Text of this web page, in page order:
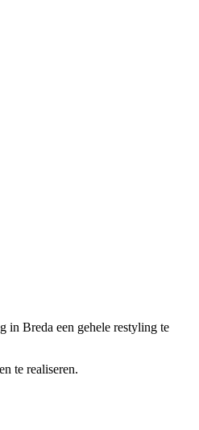
in Breda een gehele restyling te
te realiseren.